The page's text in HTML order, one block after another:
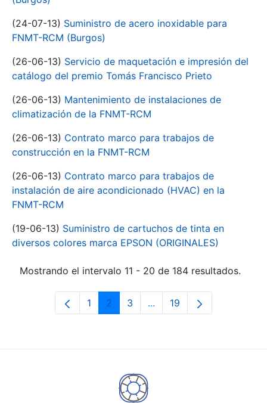
(24-07-13) Suministro de acero inoxidable para
FNMT-RCM (Burgos)
(26-06-13) Servicio de maquetación e impresión del
catálogo del premio Tomás Francisco Prieto
(26-06-13) Mantenimiento de instalaciones de
climatización de la FNMT-RCM
(26-06-13) Contrato marco para trabajos de
construcción en la FNMT-RCM
(26-06-13) Contrato marco para trabajos de
instalación de aire acondicionado (HVAC) en la
FNMT-RCM
(19-06-13) Suministro de cartuchos de tinta en
diversos colores marca EPSON (ORIGINALES)
Mostrando el intervalo 11 - 20 de 184 resultados.
Página
1 Página
2 Página
3 ...Páginas intermedias Use
Página
19